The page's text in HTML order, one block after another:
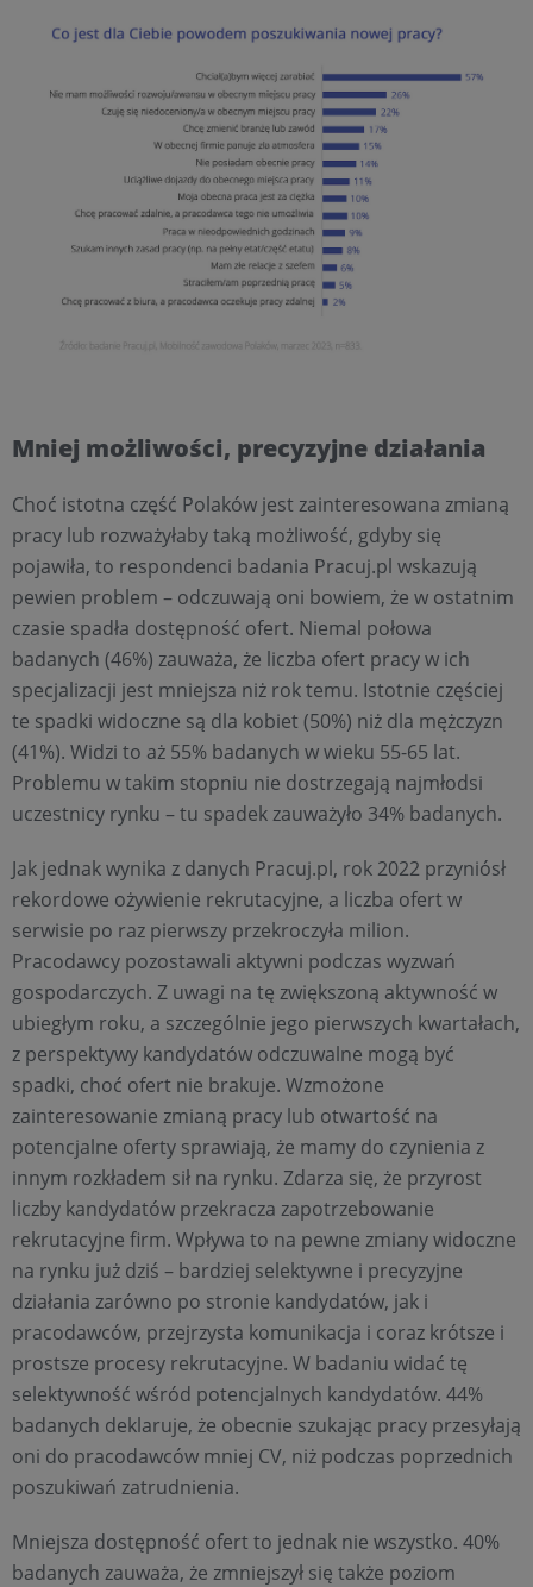
Mniej możliwości, precyzyjne działania
Choć istotna część Polaków jest zainteresowana zmianą
pracy lub rozważyłaby taką możliwość, gdyby się
pojawiła, to respondenci badania Pracuj.pl wskazują
pewien problem – odczuwają oni bowiem, że w ostatnim
czasie spadła dostępność ofert. Niemal połowa
badanych (46%) zauważa, że liczba ofert pracy w ich
specjalizacji jest mniejsza niż rok temu. Istotnie częściej
te spadki widoczne są dla kobiet (50%) niż dla mężczyzn
(41%). Widzi to aż 55% badanych w wieku 55-65 lat.
Problemu w takim stopniu nie dostrzegają najmłodsi
uczestnicy rynku – tu spadek zauważyło 34% badanych.
Jak jednak wynika z danych Pracuj.pl, rok 2022 przyniósł
rekordowe ożywienie rekrutacyjne, a liczba ofert w
serwisie po raz pierwszy przekroczyła milion.
Pracodawcy pozostawali aktywni podczas wyzwań
gospodarczych. Z uwagi na tę zwiększoną aktywność w
ubiegłym roku, a szczególnie jego pierwszych kwartałach,
z perspektywy kandydatów odczuwalne mogą być
spadki, choć ofert nie brakuje. Wzmożone
zainteresowanie zmianą pracy lub otwartość na
potencjalne oferty sprawiają, że mamy do czynienia z
innym rozkładem sił na rynku. Zdarza się, że przyrost
liczby kandydatów przekracza zapotrzebowanie
rekrutacyjne firm. Wpływa to na pewne zmiany widoczne
na rynku już dziś – bardziej selektywne i precyzyjne
działania zarówno po stronie kandydatów, jak i
pracodawców, przejrzysta komunikacja i coraz krótsze i
prostsze procesy rekrutacyjne. W badaniu widać tę
selektywność wśród potencjalnych kandydatów. 44%
badanych deklaruje, że obecnie szukając pracy przesyłają
oni do pracodawców mniej CV, niż podczas poprzednich
poszukiwań zatrudnienia.
Mniejsza dostępność ofert to jednak nie wszystko. 40%
badanych zauważa, że zmniejszył się także poziom